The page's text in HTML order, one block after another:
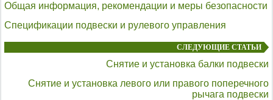
Общая информация, рекомендации и меры безопасности
Спецификации подвески и рулевого управления
СЛЕДУЮЩИЕ СТАТЬИ
Снятие и установка балки подвески
Снятие и установка левого или правого поперечного
рычага подвески